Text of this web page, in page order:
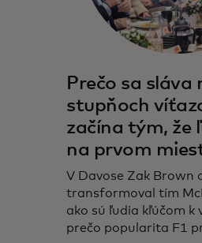
Prečo sa sláva
stupňoch
začína tým, že
na prvom
V Davose Zak Brown
transformoval tím
ako sú ľudia kľúčom k
prečo popularita F1